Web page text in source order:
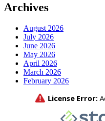
Archives
August 2026
July 2026
June 2026
May 2026
April 2026
March 2026
February 2026